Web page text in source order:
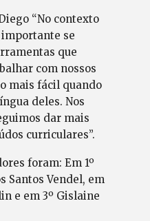
“No contexto
se
que
com nossos
mais fácil quando
deles. Nos
dar mais
curriculares”.
foram: Em 1º
Santos Vendel, em
e em 3º Gislaine